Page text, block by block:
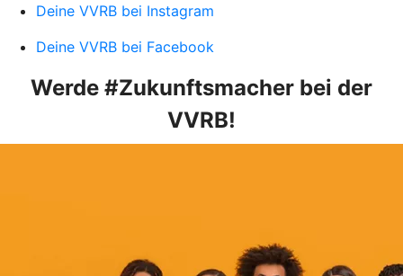
Deine VVRB bei Instagram
Deine VVRB bei Facebook
Werde #Zukunftsmacher bei der
VVRB!